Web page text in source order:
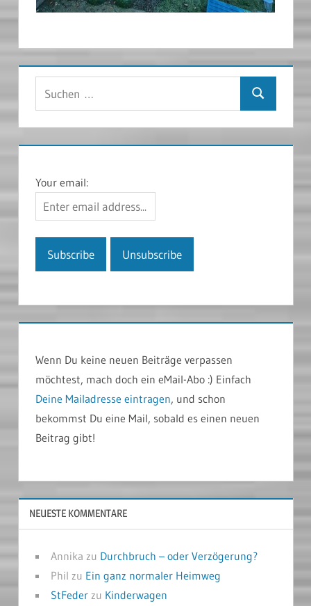
Suchen
Your email:
Wenn Du keine neuen Beiträge verpassen
möchtest, mach doch ein eMail-Abo :) Einfach
Deine Mailadresse eintragen, und schon
bekommst Du eine Mail, sobald es einen neuen
Beitrag gibt!
NEUESTE KOMMENTARE
Annika zu Durchbruch – oder Verzögerung?
Phil zu Ein ganz normaler Heimweg
StFederzu Kinderwagen